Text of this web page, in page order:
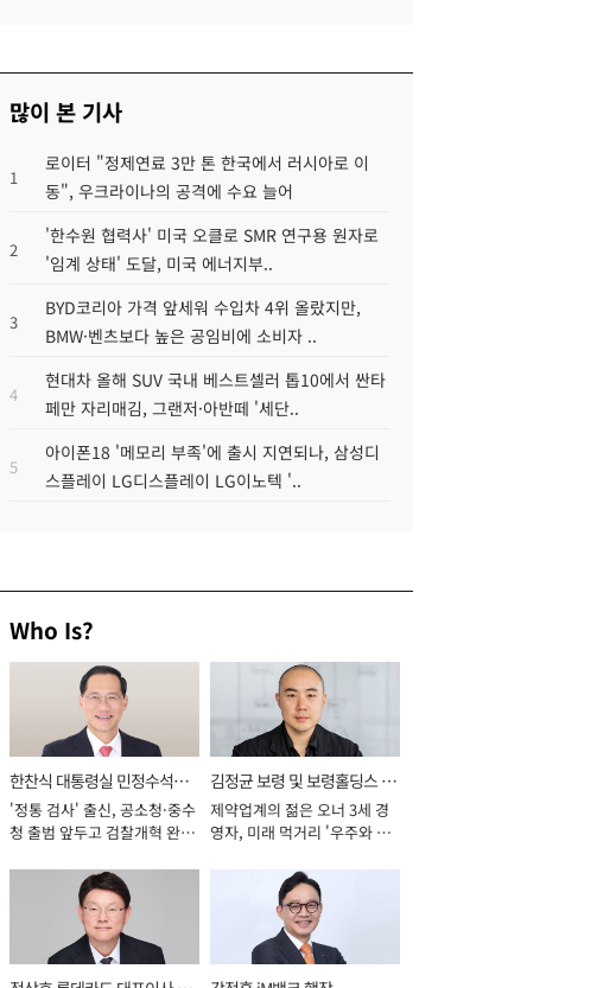
많이 본 기사
1
로이터 "정제연료 3만 톤 한국에서 러시아로 이
동", 우크라이나의 공격에 수요 늘어
2
'한수원 협력사' 미국 오클로 SMR 연구용 원자로
'임계 상태' 도달, 미국 에너지부..
3
BYD코리아 가격 앞세워 수입차 4위 올랐지만,
BMW·벤츠보다 높은 공임비에 소비자 ..
4
현대차 올해 SUV 국내 베스트셀러 톱10에서 싼타
페만 자리매김, 그랜저·아반떼 '세단..
5
아이폰18 '메모리 부족'에 출시 지연되나, 삼성디
스플레이 LG디스플레이 LG이노텍 '..
Who Is?
한찬식 대통령실 민정수석비
서관
'정통 검사' 출신, 공소청·중수
청 출범 앞두고 검찰개혁 완수
김정균 보령 및 보령홀딩스 대
표이사 사장
제약업계의 젊은 오너 3세 경
영자, 미래 먹거리 '우주와 헬